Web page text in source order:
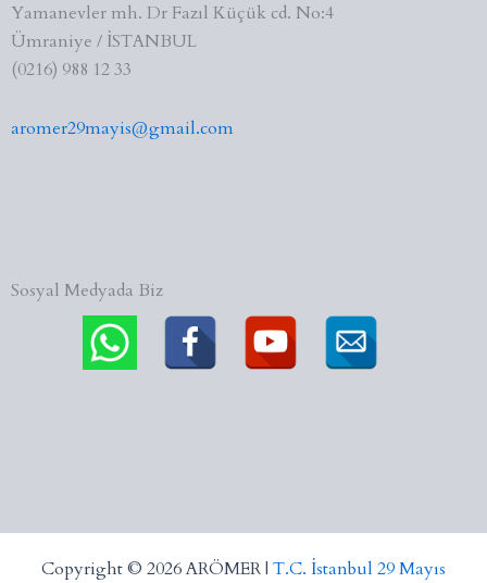
Yamanevler mh. Dr Fazıl Küçük cd. No:4
Ümraniye / İSTANBUL
(0216) 988 12 33
aromer29mayis@gmail.com
Sosyal Medyada Biz
Copyright © 2026 ARÖMER | T.C. İstanbul 29 Mayıs